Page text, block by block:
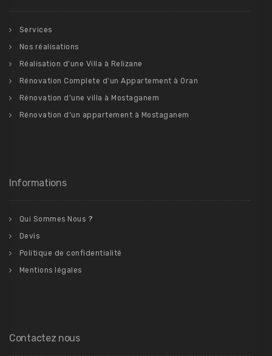
Services
Nos réalisations
Réalisation d’une Villa à Relizane
Rénovation Complete d’un Appartement à Oran
Rénovation d’une villa à Mostaganem
Rénovation d’un appartement à Mostaganem
Informations
Qui Sommes Nous ?
Devis
Politique de confidentialité
Mentions légales
Contactez nous